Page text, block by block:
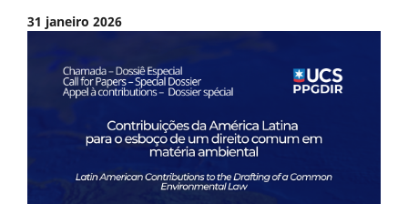
31 janeiro 2026